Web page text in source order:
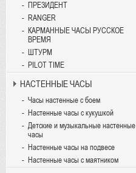
ПРЕЗИДЕНТ
RANGER
КАРМАННЫЕ ЧАСЫ РУССКОЕ
ВРЕМЯ
ШТУРМ
PILOT TIME
НАСТЕННЫЕ ЧАСЫ
Часы настенные с боем
Настенные часы с кукушкой
Детские и музыкальные настенные
часы
Настенные часы на подвесе
Настенные часы с маятником